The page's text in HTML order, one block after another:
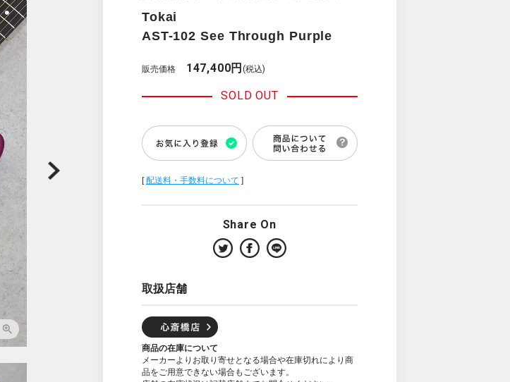
Tokai
AST-102 See Through Purple
販売価格 147,400円(税込)
SOLD OUT
[配送料・手数料について ]
Share On
取扱店舗
商品の在庫について
メーカーよりお取り寄せとなる場合や在庫切れにより商
品をご用意できない場合もございます。